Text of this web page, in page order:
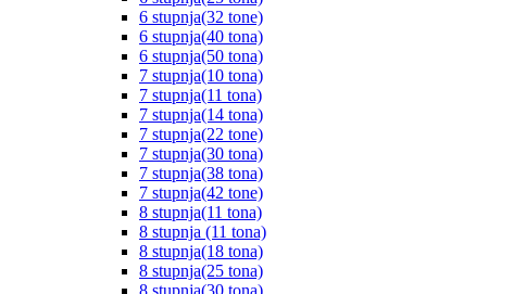
6 stupnja(32 tone)
6 stupnja(40 tona)
6 stupnja(50 tona)
7 stupnja(10 tona)
7 stupnja(11 tona)
7 stupnja(14 tona)
7 stupnja(22 tone)
7 stupnja(30 tona)
7 stupnja(38 tona)
7 stupnja(42 tone)
8 stupnja(11 tona)
8 stupnja (11 tona)
8 stupnja(18 tona)
8 stupnja(25 tona)
8 stupnja(30 tona)